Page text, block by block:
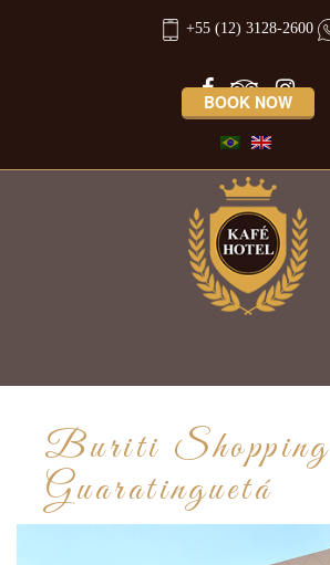
+55 (12) 3128-2600
BOOK NOW
Buriti Shopping
Guaratinguetá